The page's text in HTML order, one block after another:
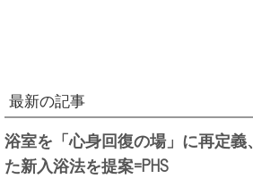
最新の記事
浴室を「心身回復の場」に再定
た新入浴法を提案=PHS